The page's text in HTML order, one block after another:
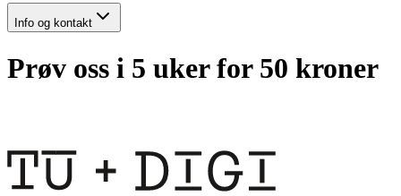
Info og kontakt
Prøv oss i 5 uker for 50 kroner